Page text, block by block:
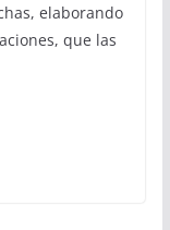
elaborando
que las